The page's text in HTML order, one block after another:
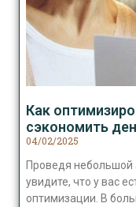
Как
сэкономить
04/02/2025
Проведя небольшой
увидите, что у вас
оптимизации. В